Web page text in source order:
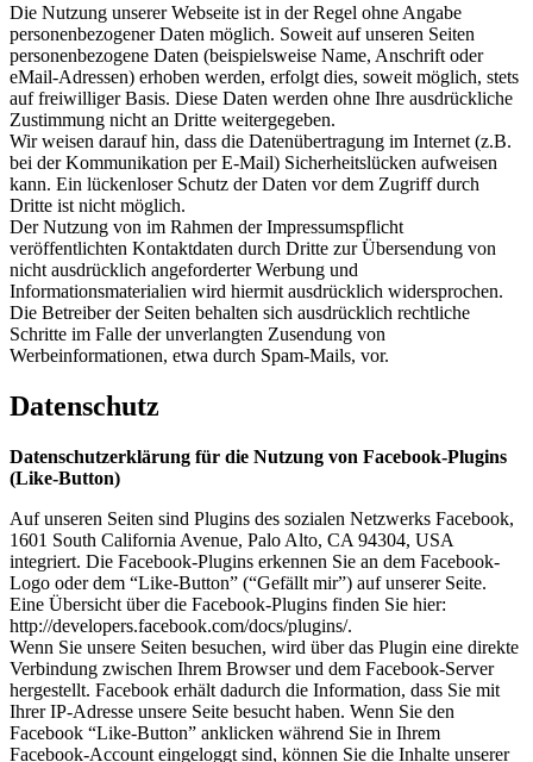
Die Nutzung unserer Webseite ist in der Regel ohne Angabe
personenbezogener Daten möglich. Soweit auf unseren Seiten
personenbezogene Daten (beispielsweise Name, Anschrift oder
eMail-Adressen) erhoben werden, erfolgt dies, soweit möglich, stets
auf freiwilliger Basis. Diese Daten werden ohne Ihre ausdrückliche
Zustimmung nicht an Dritte weitergegeben.
Wir weisen darauf hin, dass die Datenübertragung im Internet (z.B.
bei der Kommunikation per E-Mail) Sicherheitslücken aufweisen
kann. Ein lückenloser Schutz der Daten vor dem Zugriff durch
Dritte ist nicht möglich.
Der Nutzung von im Rahmen der Impressumspflicht
veröffentlichten Kontaktdaten durch Dritte zur Übersendung von
nicht ausdrücklich angeforderter Werbung und
Informationsmaterialien wird hiermit ausdrücklich widersprochen.
Die Betreiber der Seiten behalten sich ausdrücklich rechtliche
Schritte im Falle der unverlangten Zusendung von
Werbeinformationen, etwa durch Spam-Mails, vor.
Datenschutz
Datenschutzerklärung für die Nutzung von Facebook-Plugins
(Like-Button)
Auf unseren Seiten sind Plugins des sozialen Netzwerks Facebook,
1601 South California Avenue, Palo Alto, CA 94304, USA
integriert. Die Facebook-Plugins erkennen Sie an dem Facebook-
Logo oder dem “Like-Button” (“Gefällt mir”) auf unserer Seite.
Eine Übersicht über die Facebook-Plugins finden Sie hier:
http://developers.facebook.com/docs/plugins/.
Wenn Sie unsere Seiten besuchen, wird über das Plugin eine direkte
Verbindung zwischen Ihrem Browser und dem Facebook-Server
hergestellt. Facebook erhält dadurch die Information, dass Sie mit
Ihrer IP-Adresse unsere Seite besucht haben. Wenn Sie den
Facebook “Like-Button” anklicken während Sie in Ihrem
Facebook-Account eingeloggt sind, können Sie die Inhalte unserer